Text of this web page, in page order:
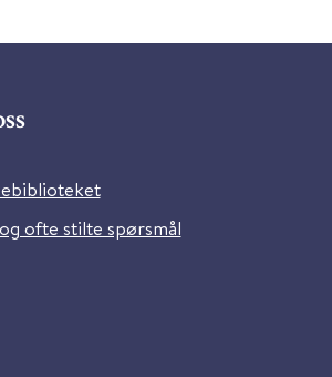
ofte stilte spørsmål